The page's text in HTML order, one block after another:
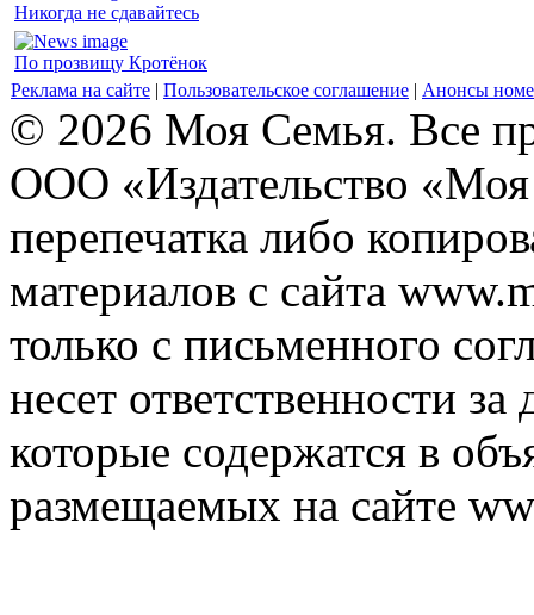
Никогда не сдавайтесь
По прозвищу Кротёнок
Реклама на сайте | Пользовательское соглашение | Анонсы
© 2026 Моя Семья. Все
ООО «Издательство
перепечатка либо
материалов с сайта
только с письменного
несет ответственности
которые содержатся в
размещаемых на сайте